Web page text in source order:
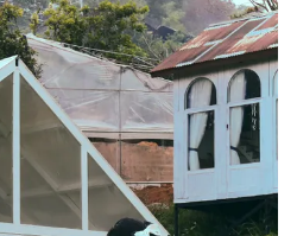
Tấm lòng Việt
Vươn mình bằng AI
VTV8
English